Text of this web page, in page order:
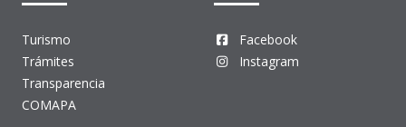
Turismo
Trámites
Transparencia
COMAPA
Facebook
Instagram